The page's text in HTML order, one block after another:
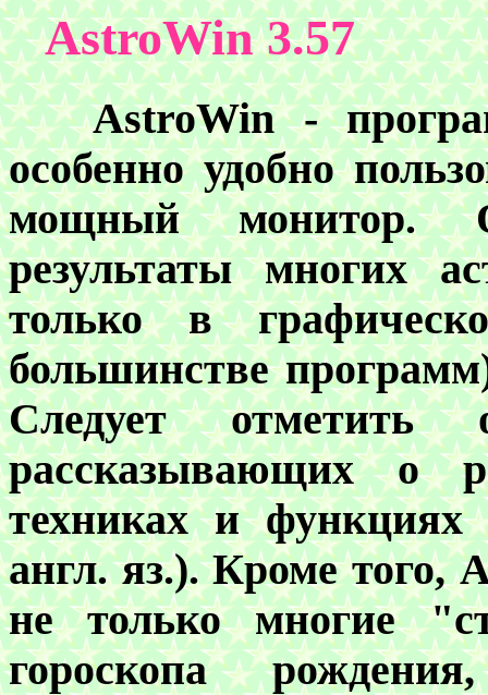
AstroWin 3.57
AstroWin -
особенно удобно
мощный монитор.
результаты многих
только в
большинстве
Следует отметить
рассказывающих о
техниках и функциях
англ. яз.). Кроме того,
не только многие
гороскопа